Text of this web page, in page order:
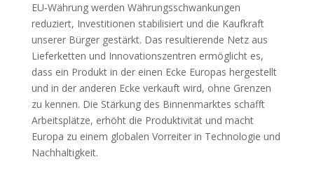
EU‑Währung werden Währungsschwankungen
reduziert, Investitionen stabilisiert und die Kaufkraft
unserer Bürger gestärkt. Das resultierende Netz aus
Lieferketten und Innovationszentren ermöglicht es,
dass ein Produkt in der einen Ecke Europas hergestellt
und in der anderen Ecke verkauft wird, ohne Grenzen
zu kennen. Die Stärkung des Binnenmarktes schafft
Arbeitsplätze, erhöht die Produktivität und macht
Europa zu einem globalen Vorreiter in Technologie und
Nachhaltigkeit.